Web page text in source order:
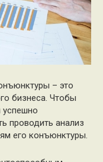
– это
бизнеса. Чтобы
успешно
проводить анализ
его конъюнктуры.